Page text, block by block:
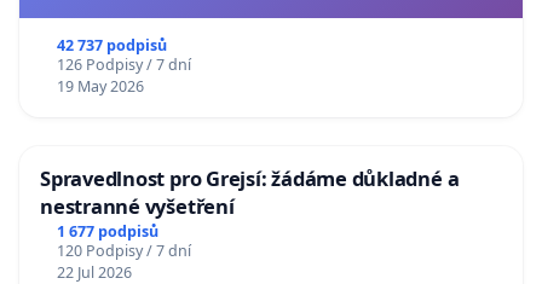
42 737 podpisů
126 Podpisy / 7 dní
19 May 2026
Spravedlnost pro Grejsí: žádáme důkladné a
nestranné vyšetření
1 677 podpisů
120 Podpisy / 7 dní
22 Jul 2026